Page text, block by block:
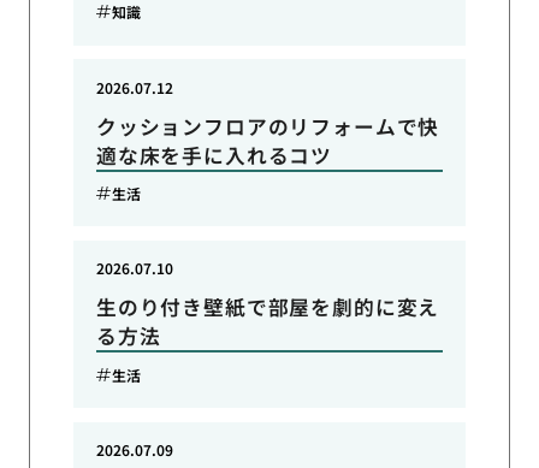
知識
クッションフロアのリフォームで快
適な床を手に入れるコツ
2026.07.12
生活
生のり付き壁紙で部屋を劇的に変え
る方法
2026.07.10
生活
2026.07.09